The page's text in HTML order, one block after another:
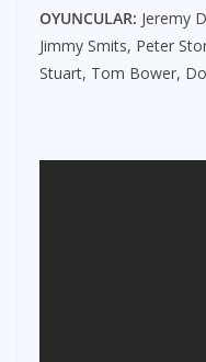
OYUNCULAR: Jeremy
Jimmy Smits, Peter
Stuart, Tom Bower,